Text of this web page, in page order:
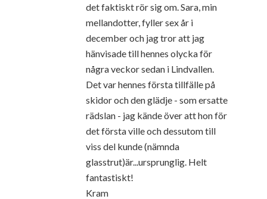
det faktiskt rör sig om. Sara, min
mellandotter, fyller sex år i
december och jag tror att jag
hänvisade till hennes olycka för
några veckor sedan i Lindvallen.
Det var hennes första tillfälle på
skidor och den glädje - som ersatte
rädslan - jag kände över att hon för
det första ville och dessutom till
viss del kunde (nämnda
glasstrut)är...ursprunglig. Helt
fantastiskt!
Kram